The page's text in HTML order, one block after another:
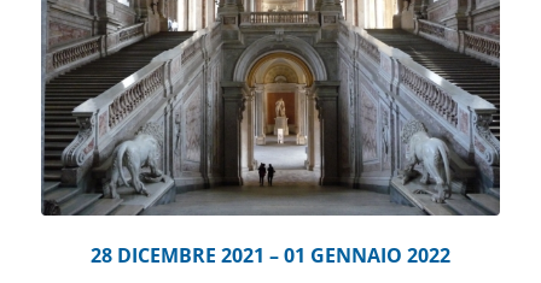
28 DICEMBRE 2021 – 01 GENNAIO 2022